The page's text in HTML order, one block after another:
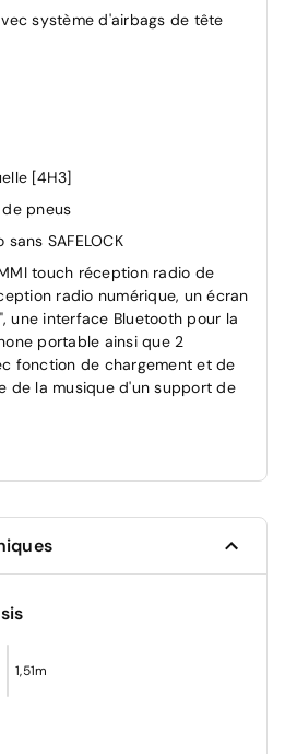
système d'airbags de tête
de sièges
de voie
pneus
nuit automatique
[4H3]
pneus
SAFELOCK
touch réception radio de
radio numérique, un écran
une interface Bluetooth pour la
portable ainsi que 2
fonction de chargement et de
de la musique d'un support de
1,51m